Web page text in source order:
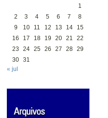
1
2
3 4 5 6 7
8
9
10 11 12 13 14
15
16
17 18 19 20 21
22
23
24 25 26 27 28 29
30 31
« jul